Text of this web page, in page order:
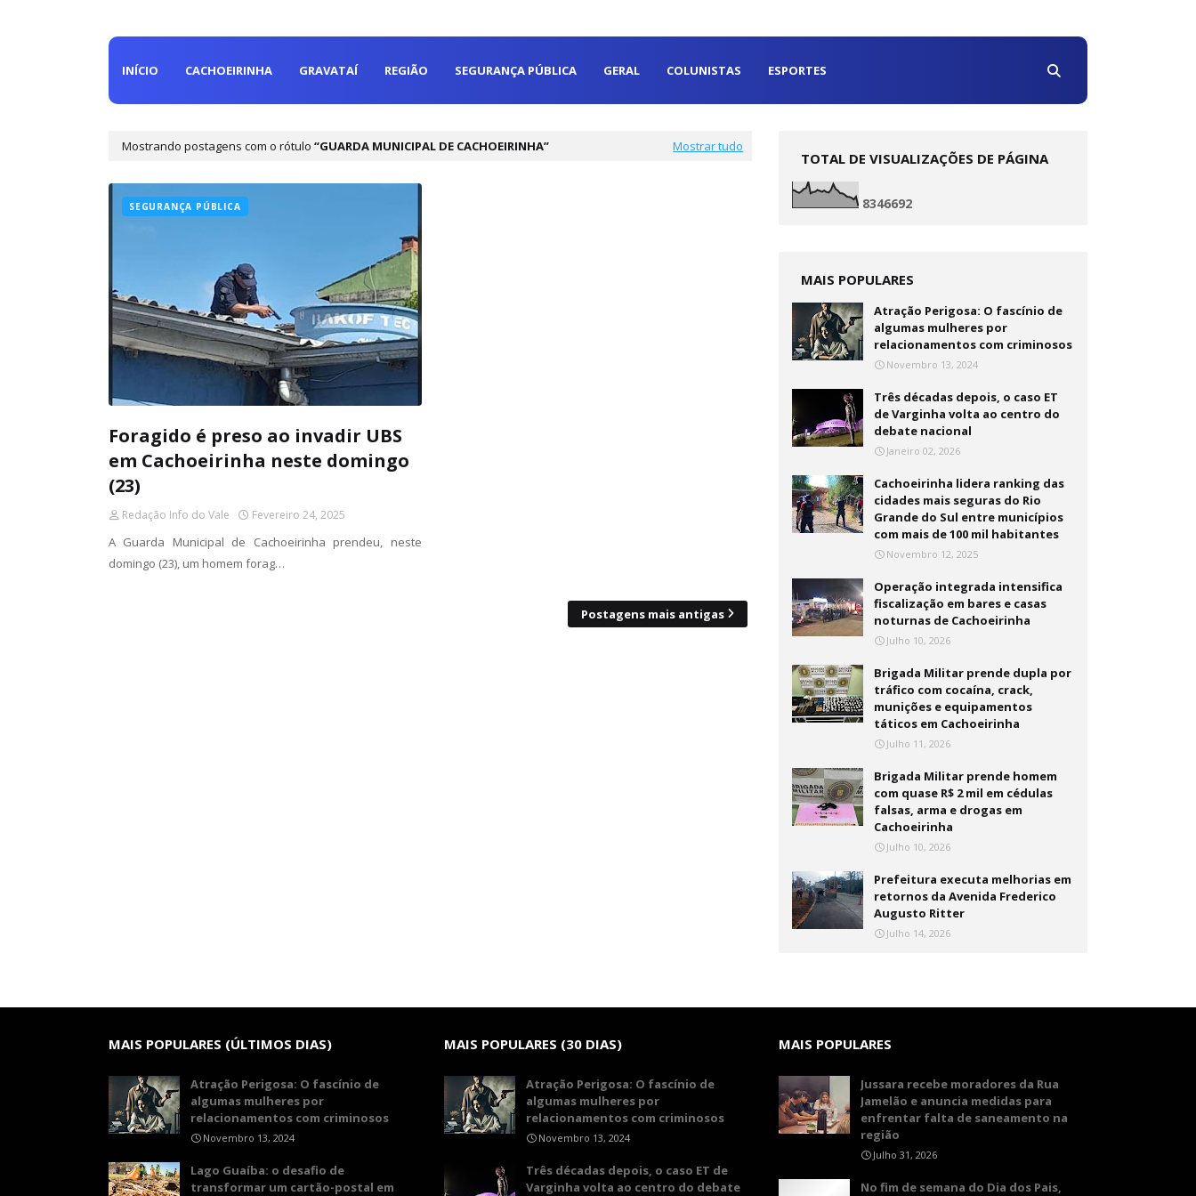
INÍCIO CACHOEIRINHA GRAVATAÍ REGIÃO SEGURANÇA PÚBLICA GERAL COLUNISTAS ESPORTES
Mostrando postagens com o rótulo GUARDA MUNICIPAL DE CACHOEIRINHA Mostrar tudo
SEGURANÇA PÚBLICA
Foragido é preso ao invadir UBS
em Cachoeirinha neste domingo
(23)
Redação Info do Vale Fevereiro 24, 2025
A Guarda Municipal de Cachoeirinha prendeu, neste
domingo (23), um homem forag…
Postagens mais antigas
TOTAL DE VISUALIZAÇÕES DE PÁGINA
8346692
MAIS POPULARES
Atração Perigosa: O fascínio de
algumas mulheres por
relacionamentos com criminosos
Novembro 13, 2024
Três décadas depois, o caso ET
de Varginha volta ao centro do
debate nacional
Janeiro 02, 2026
Cachoeirinha lidera ranking das
cidades mais seguras do Rio
Grande do Sul entre municípios
com mais de 100 mil habitantes
Novembro 12, 2025
Operação integrada intensifica
fiscalização em bares e casas
noturnas de Cachoeirinha
Julho 10, 2026
Brigada Militar prende dupla por
tráfico com cocaína, crack,
munições e equipamentos
táticos em Cachoeirinha
Julho 11, 2026
Brigada Militar prende homem
com quase R$ 2 mil em cédulas
falsas, arma e drogas em
Cachoeirinha
Julho 10, 2026
Prefeitura executa melhorias em
retornos da Avenida Frederico
Augusto Ritter
Julho 14, 2026
MAIS POPULARES (ÚLTIMOS DIAS)
Atração Perigosa: O fascínio de
algumas mulheres por
relacionamentos com criminosos
Novembro 13, 2024
Lago Guaíba: o desafio de
transformar um cartão-postal em
MAIS POPULARES (30 DIAS)
Atração Perigosa: O fascínio de
algumas mulheres por
relacionamentos com criminosos
Novembro 13, 2024
Três décadas depois, o caso ET de
Varginha volta ao centro do debate
MAIS POPULARES
Jussara recebe moradores da Rua
Jamelão e anuncia medidas para
enfrentar falta de saneamento na
região
Julho 31, 2026
No fim de semana do Dia dos Pais,